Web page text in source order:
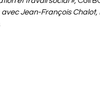
Jean-François